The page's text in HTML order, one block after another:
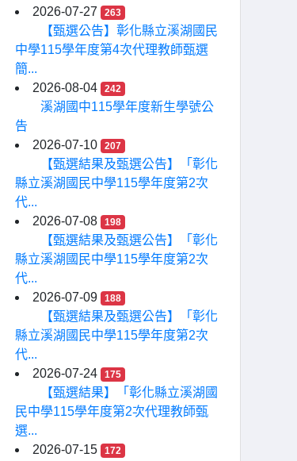
2026-07-27
263
【甄選公告】彰化縣立溪湖國民
中學115學年度第4次代理教師甄選
簡...
2026-08-04
242
溪湖國中115學年度新生學號公
告
2026-07-10
207
【甄選結果及甄選公告】「彰化
縣立溪湖國民中學115學年度第2次
代...
2026-07-08
198
【甄選結果及甄選公告】「彰化
縣立溪湖國民中學115學年度第2次
代...
2026-07-09
188
【甄選結果及甄選公告】「彰化
縣立溪湖國民中學115學年度第2次
代...
2026-07-24
175
【甄選結果】「彰化縣立溪湖國
民中學115學年度第2次代理教師甄
選...
2026-07-15
172